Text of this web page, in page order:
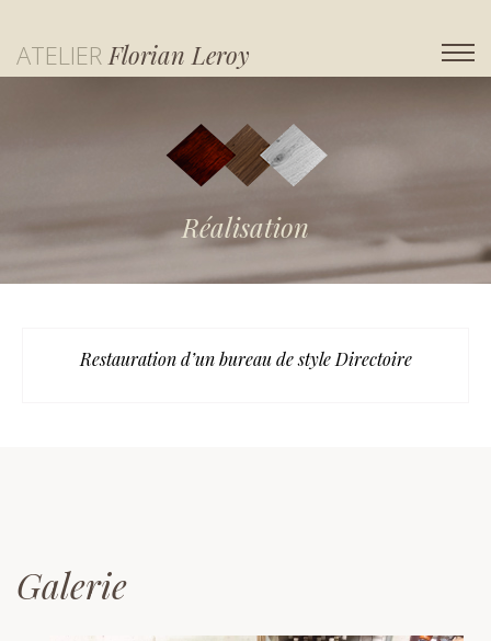
ATELIERFlorian Leroy
Réalisation
Restauration d’un bureau de style Directoire
Galerie